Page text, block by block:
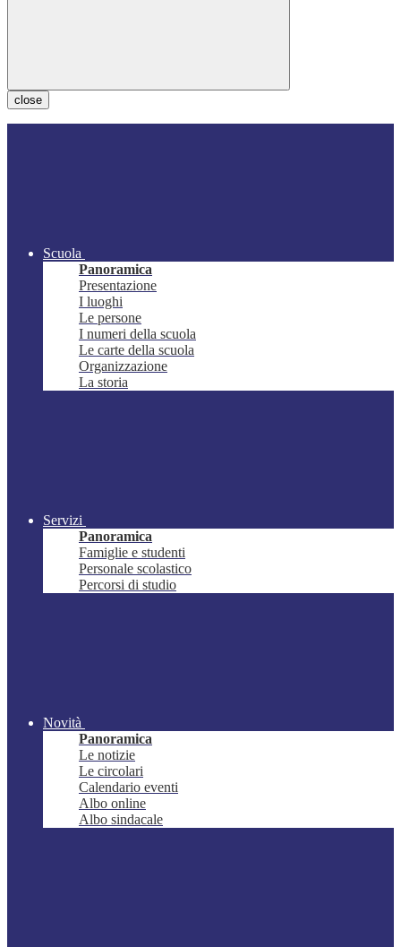
close
Scuola
Panoramica
Presentazione
I luoghi
Le persone
I numeri della scuola
Le carte della scuola
Organizzazione
La storia
Servizi
Panoramica
Famiglie e studenti
Personale scolastico
Percorsi di studio
Novità
Panoramica
Le notizie
Le circolari
Calendario eventi
Albo online
Albo sindacale